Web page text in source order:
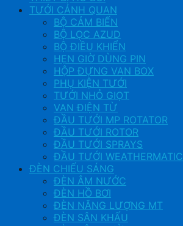
TƯỚI CẢNH QUAN
BỘ CẢM BIẾN
BỘ LỌC AZUD
BỘ ĐIỀU KHIỂN
HẸN GIỜ DÙNG PIN
HỘP ĐỰNG VAN BOX
PHỤ KIỆN TƯỚI
TƯỚI NHỎ GIỌT
VAN ĐIỆN TỪ
ĐẦU TƯỚI MP ROTATOR
ĐẦU TƯỚI ROTOR
ĐẦU TƯỚI SPRAYS
ĐẦU TƯỚI WEATHERMATIC
ĐÈN CHIẾU SÁNG
ĐÈN ÂM NƯỚC
ĐÈN HỒ BƠI
ĐÈN NĂNG LƯỢNG MT
ĐÈN SÂN KHẤU